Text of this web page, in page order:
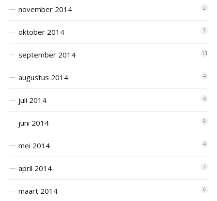
november 2014 2
oktober 2014 7
september 2014 13
augustus 2014 4
juli 2014 4
juni 2014 9
mei 2014 4
april 2014 7
maart 2014 6